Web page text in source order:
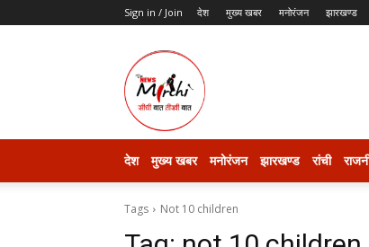
Sign in / Join देश मुख्य खबर मनोरंजन झारखण्ड
देश मुख्य खबर मनोरंजन झारखण्ड रांची
Tags Not 10 children